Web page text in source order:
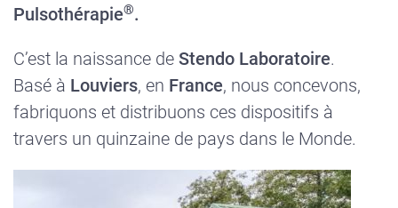
Pulsothérapie®.
C’est la naissance de Stendo Laboratoire.
Basé à Louviers, en France, nous concevons,
fabriquons et distribuons ces dispositifs à
travers un quinzaine de pays dans le Monde.